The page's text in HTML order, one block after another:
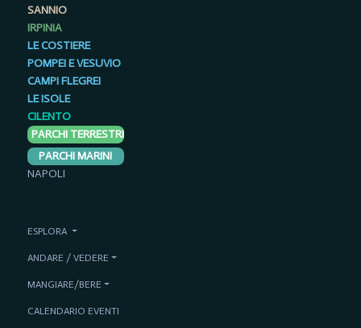
SANNIO
IRPINIA
LE COSTIERE
POMPEI E VESUVIO
CAMPI FLEGREI
LE ISOLE
CILENTO
PARCHI TERRESTRI
PARCHI MARINI
NAPOLI
ESPLORA
ANDARE / VEDERE
MANGIARE/BERE
CALENDARIO EVENTI